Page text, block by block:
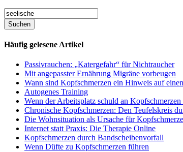
Häufig gelesene Artikel
Passivrauchen: „Katergefahr“ für Nichtraucher
Mit angepasster Ernährung Migräne vorbeugen
Wann sind Kopfschmerzen ein Hinweis auf
Autogenes Training
Wenn der Arbeitsplatz schuld an Kopfschmerzen
Chronische Kopfschmerzen: Den Teufelskreis
Die Wohnsituation als Ursache für
Internet statt Praxis: Die Therapie Online
Kopfschmerzen durch Bandscheibenvorfall
Wenn Düfte zu Kopfschmerzen führen